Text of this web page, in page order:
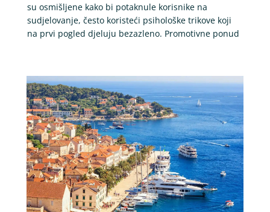
su osmišljene kako bi potaknule korisnike na
sudjelovanje, često koristeći psihološke trikove koji
na prvi pogled djeluju bezazleno. Promotivne ponud